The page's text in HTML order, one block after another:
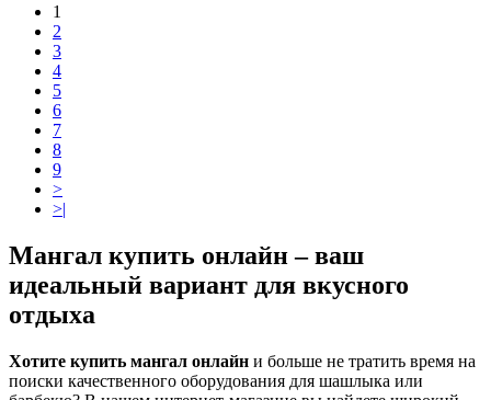
1
2
3
4
5
6
7
8
9
>
>|
Мангал купить онлайн – ваш
идеальный вариант для вкусного
отдыха
Хотите купить мангал онлайн и больше не тратить время на
поиски качественного оборудования для шашлыка или